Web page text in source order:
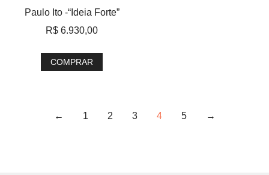
Paulo Ito -“Ideia Forte”
R$ 6.930,00
COMPRAR
← 1 2 3 4 5 →